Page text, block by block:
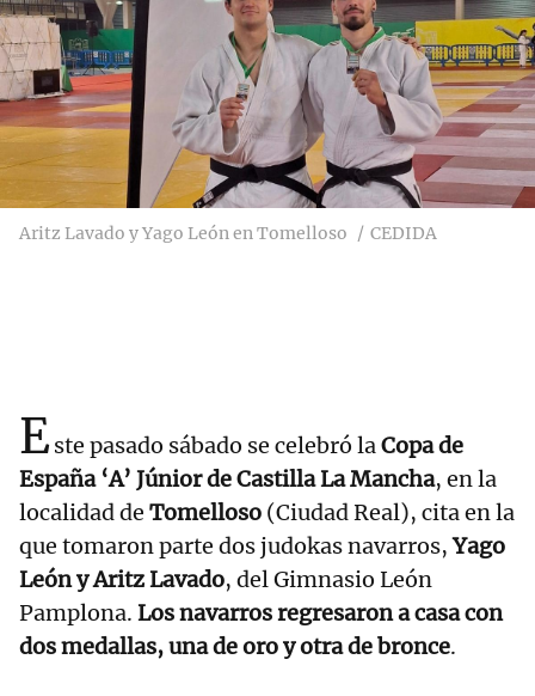
Aritz Lavado y Yago León en Tomelloso CEDIDA
Este pasado sábado se celebró laCopa de
España ‘A’ Júnior de Castilla La Mancha, en la
localidad de Tomelloso (Ciudad Real), cita en la
que tomaron parte dos judokas navarros,Yago
León y Aritz Lavado, del Gimnasio León
Pamplona. Los navarros regresaron a casa con
dos medallas, una de oro y otra de bronce.